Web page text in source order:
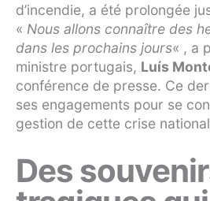
d’incendie, a été prolongée
« Nous allons connaître des
dans les prochains jours« , a
ministre portugais, Luís
conférence de presse. Ce
ses engagements pour se
gestion de cette crise
Des